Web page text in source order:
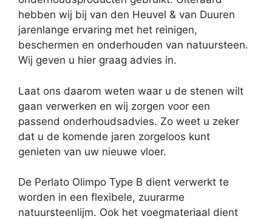
hebben wij bij van den Heuvel & van Duuren
jarenlange ervaring met het reinigen,
beschermen en onderhouden van natuursteen.
Wij geven u hier graag advies in.
Laat ons daarom weten waar u de stenen wilt
gaan verwerken en wij zorgen voor een
passend onderhoudsadvies. Zo weet u zeker
dat u de komende jaren zorgeloos kunt
genieten van uw nieuwe vloer.
De Perlato Olimpo Type B dient verwerkt te
worden in een flexibele, zuurarme
natuursteenlijm. Ook het voegmateriaal dient